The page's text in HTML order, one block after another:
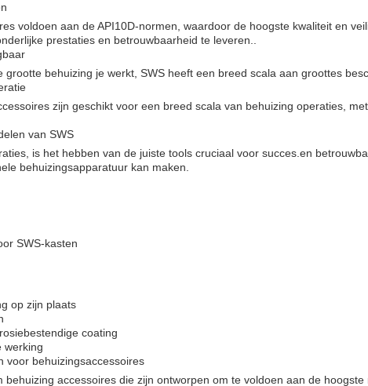
voldoen aan de API10D-normen, waardoor de hoogste kwaliteit en
prestaties en betrouwbaarheid te leveren..
grootte behuizing je werkt, SWS heeft een breed scala aan groottes
zijn geschikt voor een breed scala van behuizing operaties,
van SWS
is het hebben van de juiste tools cruciaal voor succes.en
behuizingsapparatuur kan maken.
SWS-kasten
op zijn plaats
coating
werking
voor behuizingsaccessoires
behuizing accessoires die zijn ontworpen om te voldoen aan de